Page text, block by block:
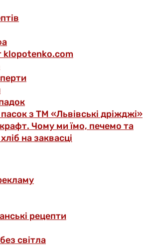
klopotenko.com
з ТМ «Львівські дріжджі»
Чому ми їмо, печемо та
на заквасці
рецепти
світла